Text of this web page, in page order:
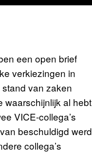
een open brief
verkiezingen in
van zaken
waarschijnlijk al hebt
VICE-collega’s
beschuldigd werd
collega’s